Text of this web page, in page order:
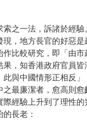
索之一法，訴諸於經
現，地方長官的好惡
作比較研究，即「由
果，知香港政府官員
此與中國情形正相反
之最廉潔者，愈高則
際經驗上升到了理性
長老：